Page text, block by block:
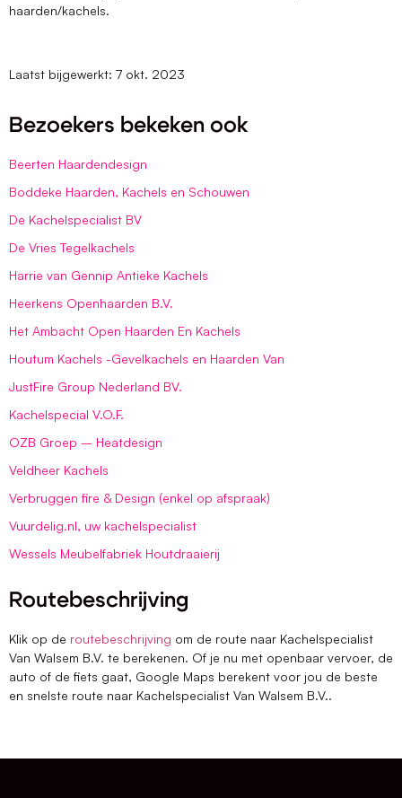
haarden/kachels.
Laatst bijgewerkt: 7 okt. 2023
Bezoekers bekeken ook
Beerten Haardendesign
Boddeke Haarden, Kachels en Schouwen
De Kachelspecialist BV
De Vries Tegelkachels
Harrie van Gennip Antieke Kachels
Heerkens Openhaarden B.V.
Het Ambacht Open Haarden En Kachels
Houtum Kachels -Gevelkachels en Haarden Van
JustFire Group Nederland BV.
Kachelspecial V.O.F.
OZB Groep – Heatdesign
Veldheer Kachels
Verbruggen fire & Design (enkel op afspraak)
Vuurdelig.nl, uw kachelspecialist
Wessels Meubelfabriek Houtdraaierij
Routebeschrijving
Klik op de routebeschrijving om de route naar Kachelspecialist
Van Walsem B.V. te berekenen. Of je nu met openbaar vervoer, de
auto of de fiets gaat, Google Maps berekent voor jou de beste
en snelste route naar Kachelspecialist Van Walsem B.V..